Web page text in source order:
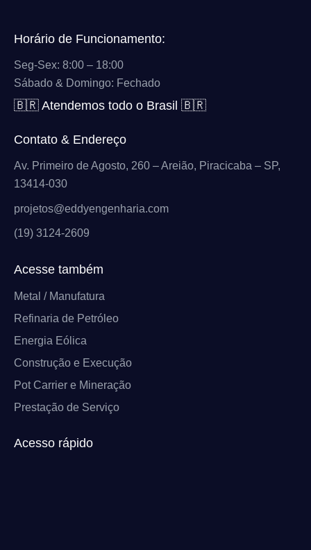
Horário de Funcionamento:
Seg-Sex: 8:00 – 18:00
Sábado & Domingo: Fechado
🇧🇷 Atendemos todo o Brasil 🇧🇷
Contato & Endereço
Av. Primeiro de Agosto, 260 – Areião, Piracicaba – SP,
13414-030
projetos@eddyengenharia.com
(19) 3124-2609
Acesse também
Metal / Manufatura
Refinaria de Petróleo
Energia Eólica
Construção e Execução
Pot Carrier e Mineração
Prestação de Serviço
Acesso rápido